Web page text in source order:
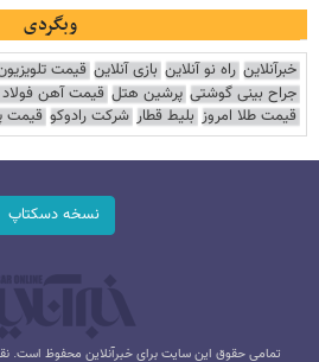
وبگردی
خبرآنلاین راه نو آنلاین بازی آنلاین قیمت
جراح بینی گوشتی پرشین هتل قیمت آهن فولاد
قیمت طلا امروز بلیط قطار شرکت رادوکو قیمت
نسخه دسکتاپ
تمامی حقوق این سایت برای خبرآنلاین محفوظ است.